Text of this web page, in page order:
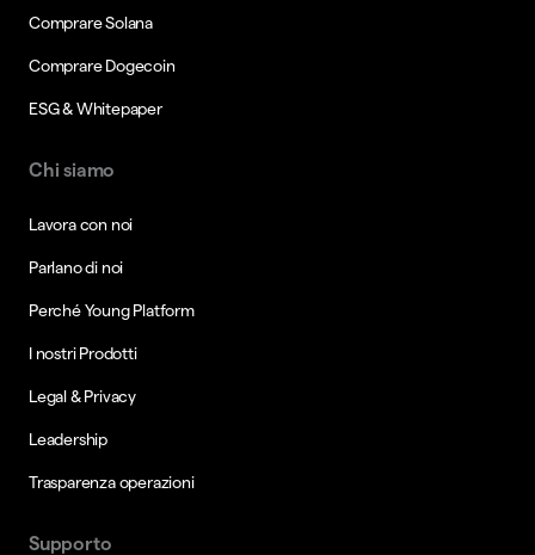
Comprare Solana
Comprare Dogecoin
ESG & Whitepaper
Chi siamo
Lavora con noi
Parlano di noi
Perché Young Platform
I nostri Prodotti
Legal & Privacy
Leadership
Trasparenza operazioni
Supporto